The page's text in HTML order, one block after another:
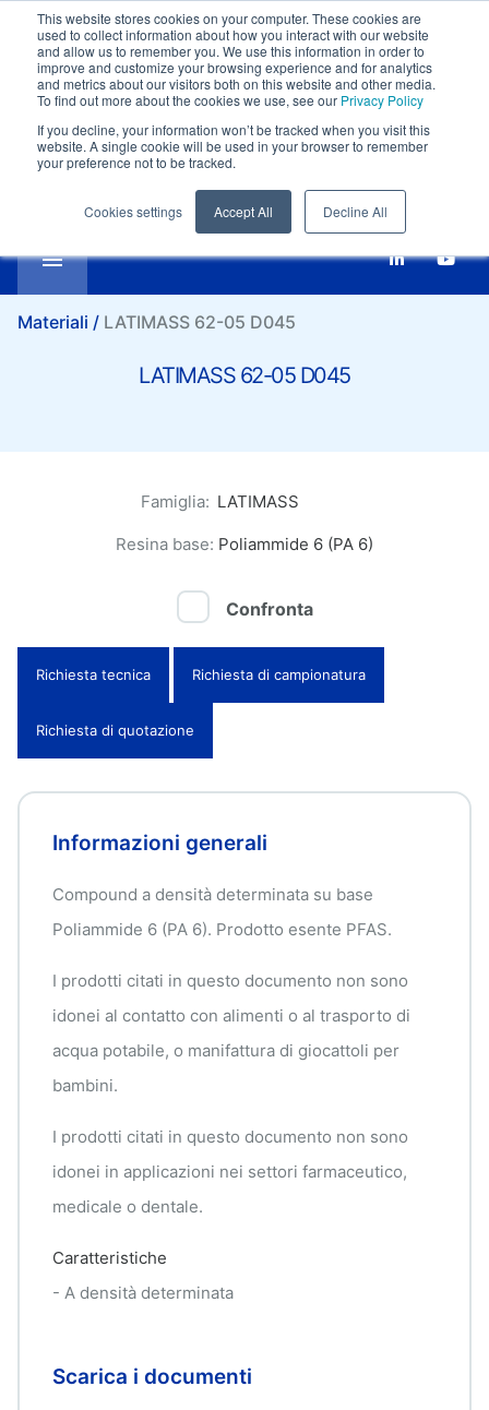
This website stores cookies on your computer. These cookies are
used to collect information about how you interact with our website
and allow us to remember you. We use this information in order to
improve and customize your browsing experience and for analytics
and metrics about our visitors both on this website and other media.
To find out more about the cookies we use, see our Privacy Policy
If you decline, your information won’t be tracked when you visit this
website. A single cookie will be used in your browser to remember
your preference not to be tracked.
Cookies settings Accept All Decline All
Supporto clienti:+39-0332 409111
Email:marketing@it.lati.com
Italiano
LATIMASS 62-05 D045
Materiali / LATIMASS 62-05 D045
Famiglia: LATIMASS
Resina base: Poliammide 6 (PA 6)
Confronta
Richiesta tecnica Richiesta di campionatura
Richiesta di quotazione
Informazioni generali
Compound a densità determinata su base
Poliammide 6 (PA 6). Prodotto esente PFAS.
I prodotti citati in questo documento non sono
idonei al contatto con alimenti o al trasporto di
acqua potabile, o manifattura di giocattoli per
bambini.
I prodotti citati in questo documento non sono
idonei in applicazioni nei settori farmaceutico,
medicale o dentale.
Caratteristiche
- A densità determinata
Scarica i documenti
LATIMASS 62-05 D045
Confronta